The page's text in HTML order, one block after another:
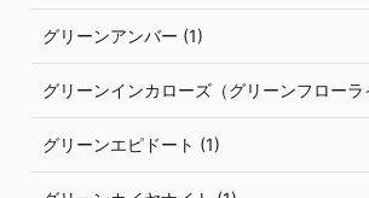
グリーンアンバー (1)
グリーンインカローズ（グリーンフローラ
グリーンエピドート (1)